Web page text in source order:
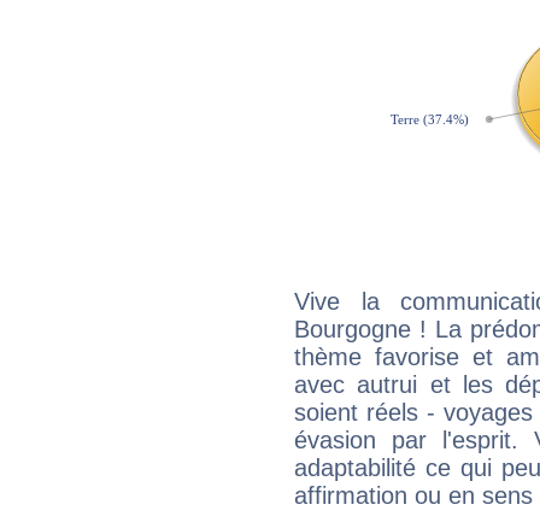
Vive la
Bourgogne ! La
thème favorise et
avec autrui et les
soient réels -
évasion par l'esprit.
adaptabilité ce qui
affirmation ou en